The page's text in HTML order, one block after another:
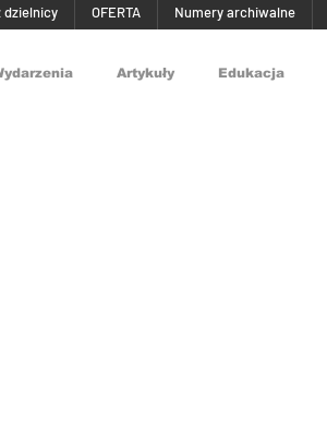
dzielnicy OFERTA Numery archiwalne
Artykuły Edukacja